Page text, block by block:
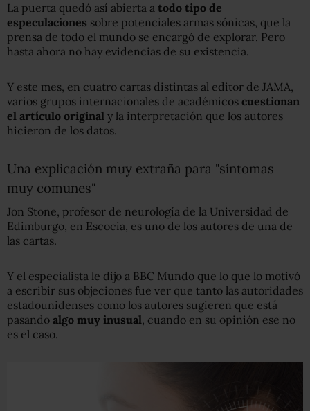
La puerta quedó así abierta a todo tipo de
especulaciones sobre potenciales armas sónicas, que la
prensa de todo el mundo se encargó de explorar. Pero
hasta ahora no hay evidencias de su existencia.
Y este mes, en cuatro cartas distintas al editor de JAMA,
varios grupos internacionales de académicos cuestionan
el artículo original y la interpretación que los autores
hicieron de los datos.
Una explicación muy extraña para "síntomas
muy comunes"
Jon Stone, profesor de neurología de la Universidad de
Edimburgo, en Escocia, es uno de los autores de una de
las cartas.
Y el especialista le dijo a BBC Mundo que lo que lo motivó
a escribir sus objeciones fue ver que tanto las autoridades
estadounidenses como los autores sugieren que está
pasando algo muy inusual, cuando en su opinión ese no
es el caso.